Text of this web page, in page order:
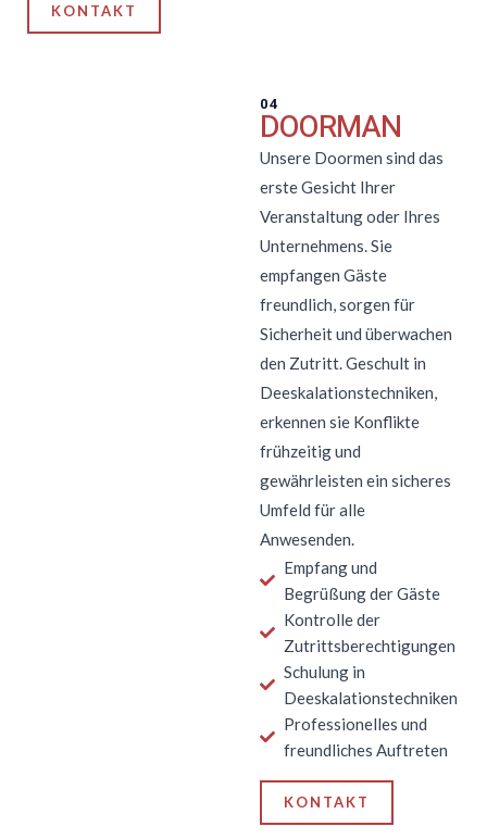
KONTAKT
04
DOORMAN
Unsere Doormen sind das
erste Gesicht Ihrer
Veranstaltung oder Ihres
Unternehmens. Sie
empfangen Gäste
freundlich, sorgen für
Sicherheit und überwachen
den Zutritt. Geschult in
Deeskalationstechniken,
erkennen sie Konflikte
frühzeitig und
gewährleisten ein sicheres
Umfeld für alle
Anwesenden.
Empfang und
Begrüßung der Gäste
Kontrolle der
Zutrittsberechtigungen
Schulung in
Deeskalationstechniken
Professionelles und
freundliches Auftreten
KONTAKT